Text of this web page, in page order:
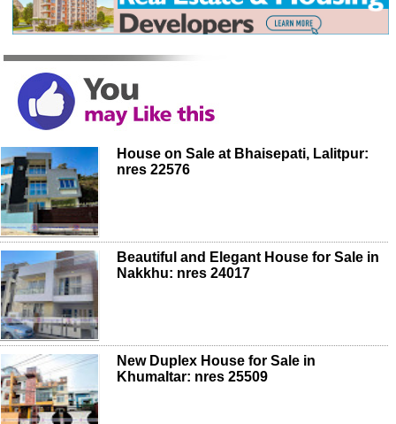
House on Sale at Bhaisepati, Lalitpur:
nres 22576
Beautiful and Elegant House for Sale in
Nakkhu: nres 24017
New Duplex House for Sale in
Khumaltar: nres 25509